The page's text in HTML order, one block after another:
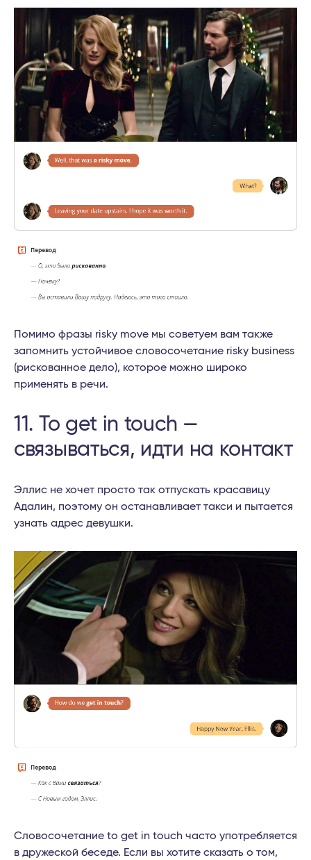
Помимо фразы risky move мы советуем вам также
запомнить устойчивое словосочетание risky business
(рискованное дело), которое можно широко
применять в речи.
11. To get in touch —
связываться, идти на контакт
Эллис не хочет просто так отпускать красавицу
Адалин, поэтому он останавливает такси и пытается
узнать адрес девушки.
Словосочетание to get in touch часто употребляется
в дружеской беседе. Если вы хотите сказать о том,